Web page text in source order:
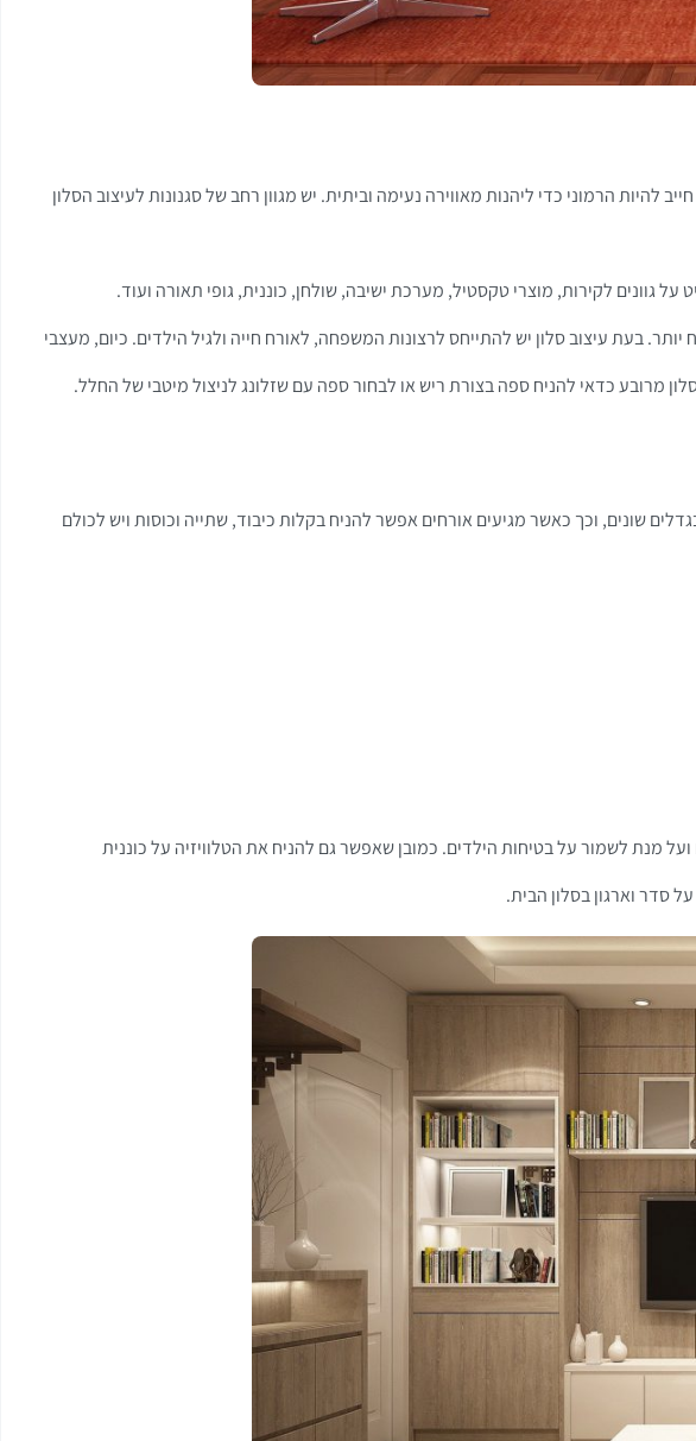
הרמוני כדי ליהנות מאווירה נעימה וביתית. יש מגוון רחב של סגנונות לעיצוב הסלון
גוונים לקירות, מוצרי טקסטיל, מערכת ישיבה, שולחן, כוננית, גופי תאורה ועוד.
יותר. בעת עיצוב סלון יש להתייחס לרצונות המשפחה, לאורח חייה ולגיל הילדים. כיום, מעצבי
שונים, וכך כאשר מגיעים אורחים אפשר להניח בקלות כיבוד, שתייה וכוסות ויש לכולם
מנת לשמור על בטיחות הילדים. כמובן שאפשר גם להניח את הטלוויזיה על כוננית
סדר וארגון בסלון הבית.